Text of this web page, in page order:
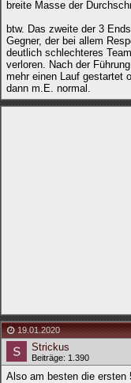
breite Masse der
btw. Das zweite der 3
Gegner, der bei allem
deutlich schlechteres
verloren. Nach der
mehr einen Lauf gestartet
dann m.E. normal.
19.01.2020
Strickus
Beiträge: 1.390
Also am besten die ersten